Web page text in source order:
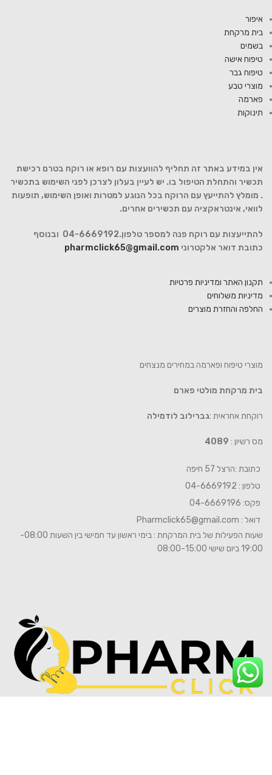
איפור
בית מרקחת
בשמים
טיפוח אישה
טיפוח גבר
מוצרי טבע
פארמה
תינוקות
אין במידע באתר זה תחליף להוועצות עם רופא או רוקח בטרם רכישת
תכשיר והתחלת הטיפול בו. יש לעיין בעלון לצרכן לפני השימוש בתכשיר
. מומלץ להתייעץ עם הרוקח בכל הנוגע למטרות ואופן השימוש, תופעות
לוואי, אינטראקציה עם תכשירים אחרים.
להתייעצות עם רוקח פנה למספר טלפון.04-6669192 ובנוסף
כתובת דואר אלקטרוני pharmclick65@gmail.com
תקנון האתר ומדיניות פרטיות
מדיניות משלוחים
החלפה והחזרת מוצרים
מוצרי טיפוח ופארמה במחירים מנצחים
בית מרקחת מולטי פארם
רוקחת אחראית :גברילוב לודמילה
מס רשיון : 4089
כתובת :הרצל 57 חיפה
טלפון : 04-6669192
פקס: 04-6669196
דואל : Pharmclick65@gmail.com
שעות הפעילות של בית המרקחת : בימי ראשון עד חמישי בין השעות 08:00-
19:00 ביום שישי 08:00-15:00